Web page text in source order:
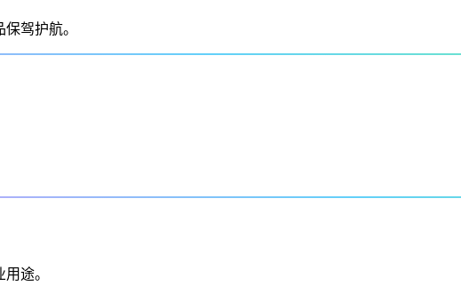
驾护航。
途。